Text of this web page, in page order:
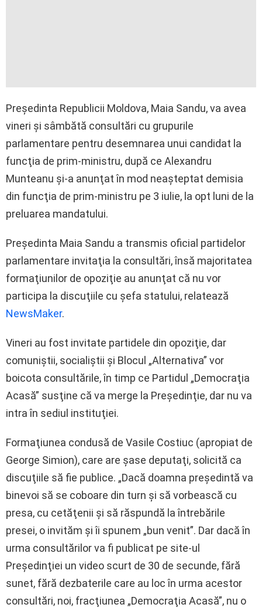
Preşedinta Republicii Moldova, Maia Sandu, va avea
vineri şi sâmbătă consultări cu grupurile
parlamentare pentru desemnarea unui candidat la
funcţia de prim-ministru, după ce Alexandru
Munteanu şi-a anunţat în mod neaşteptat demisia
din funcţia de prim-ministru pe 3 iulie, la opt luni de la
preluarea mandatului.
Preşedinta Maia Sandu a transmis oficial partidelor
parlamentare invitaţia la consultări, însă majoritatea
formaţiunilor de opoziţie au anunţat că nu vor
participa la discuţiile cu şefa statului, relatează
NewsMaker.
Vineri au fost invitate partidele din opoziţie, dar
comuniştii, socialiştii şi Blocul „Alternativa” vor
boicota consultările, în timp ce Partidul „Democraţia
Acasă” susţine că va merge la Preşedinţie, dar nu va
intra în sediul instituţiei.
Formaţiunea condusă de Vasile Costiuc (apropiat de
George Simion), care are şase deputaţi, solicită ca
discuţiile să fie publice. „Dacă doamna preşedintă va
binevoi să se coboare din turn şi să vorbească cu
presa, cu cetăţenii şi să răspundă la întrebările
presei, o invităm şi îi spunem „bun venit”. Dar dacă în
urma consultărilor va fi publicat pe site-ul
Preşedinţiei un video scurt de 30 de secunde, fără
sunet, fără dezbaterile care au loc în urma acestor
consultări, noi, fracţiunea „Democraţia Acasă”, nu o